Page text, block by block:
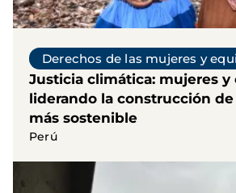
Derechos de las mujeres y
Justicia climática: mujeres
liderando la construcción
más sostenible
Perú